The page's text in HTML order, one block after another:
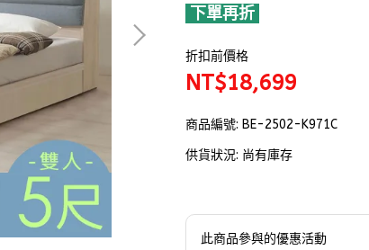
下單再折
折扣前價格
NT$18,699
商品編號: BE-2502-K971C
供貨狀況: 尚有庫存
此商品參與的優惠活動